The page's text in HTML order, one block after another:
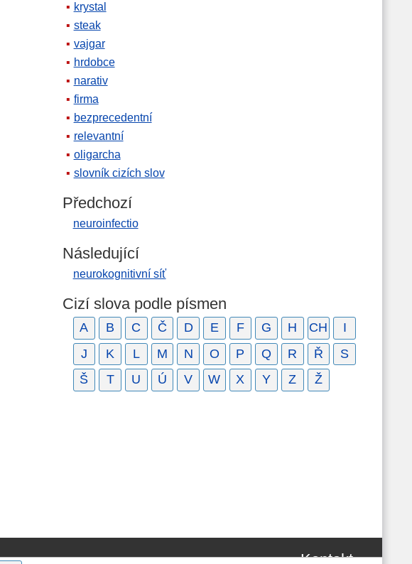
krystal
steak
vajgar
hrdobce
narativ
firma
bezprecedentní
relevantní
oligarcha
slovník cizích slov
Předchozí
neuroinfectio
Následující
neurokognitivní síť
Cizí slova podle písmen
A B C Č D E F G H CH
I
J
K L M N O P Q R Ř
S
Š
T U Ú V W X Y Z Ž
Kontakt